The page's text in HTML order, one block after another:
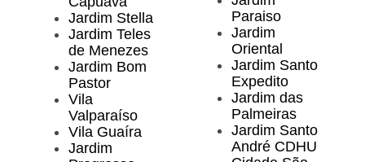
Jardim Stella
Jardim Teles
de Menezes
Jardim Bom
Pastor
Vila
Valparaíso
Vila Guaíra
Jardim
Paraiso
Jardim
Oriental
Jardim Santo
Expedito
Jardim das
Palmeiras
Jardim Santo
André CDHU